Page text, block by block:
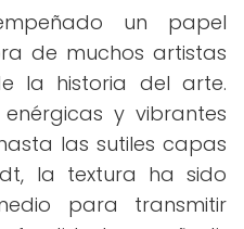
un papel
de muchos artistas
la historia del arte.
y vibrantes
las sutiles capas
la textura ha sido
para transmitir